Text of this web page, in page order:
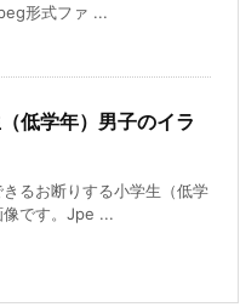
形式ファ ...
低学年）男子のイラ
るお断りする小学生（低学
像です。Jpe ...